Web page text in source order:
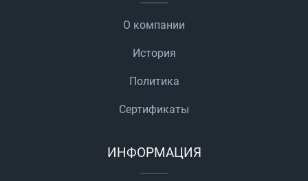
О компании
История
Политика
Сертификаты
ИНФОРМАЦИЯ